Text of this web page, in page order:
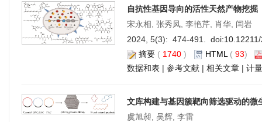
自抗性基因导向的活性天然产物挖掘
宋永相, 张秀凤, 李艳芹, 肖华, 闫岩
2024, 5(3): 474-491. doi:
摘要 ( 1740 ) HTML ( 93)
数据和表 | 参考文献 | 相关文章 | 计
文库构建与基因簇靶向筛选驱动的微
虞旭昶, 吴辉, 李雷